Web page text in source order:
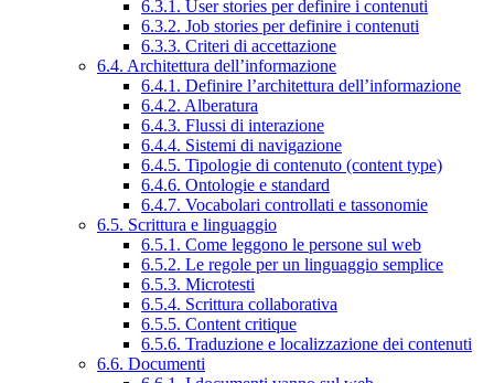
6.3.1. User stories per definire i contenuti
6.3.2. Job stories per definire i contenuti
6.3.3. Criteri di accettazione
6.4. Architettura dell’informazione
6.4.1. Definire l’architettura dell’informazione
6.4.2. Alberatura
6.4.3. Flussi di interazione
6.4.4. Sistemi di navigazione
6.4.5. Tipologie di contenuto (content type)
6.4.6. Ontologie e standard
6.4.7. Vocabolari controllati e tassonomie
6.5. Scrittura e linguaggio
6.5.1. Come leggono le persone sul web
6.5.2. Le regole per un linguaggio semplice
6.5.3. Microtesti
6.5.4. Scrittura collaborativa
6.5.5. Content critique
6.5.6. Traduzione e localizzazione dei contenuti
6.6. Documenti